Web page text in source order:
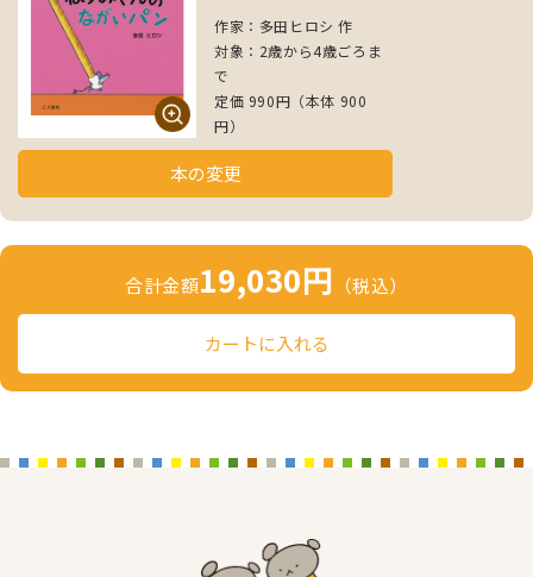
作家：多田ヒロシ 作
対象：2歳から4歳ごろま
で
定価 990円（本体 900
円）
本の変更
合計金額19,030円 （税込）
カートに入れる